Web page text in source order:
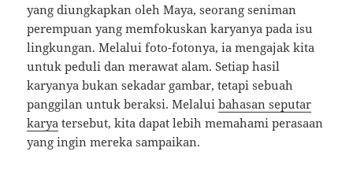
yang diungkapkan oleh Maya, seorang seniman
perempuan yang memfokuskan karyanya pada isu
lingkungan. Melalui foto-fotonya, ia mengajak kita
untuk peduli dan merawat alam. Setiap hasil
karyanya bukan sekadar gambar, tetapi sebuah
panggilan untuk beraksi. Melaluibahasan seputar
karya tersebut, kita dapat lebih memahami perasaan
yang ingin mereka sampaikan.